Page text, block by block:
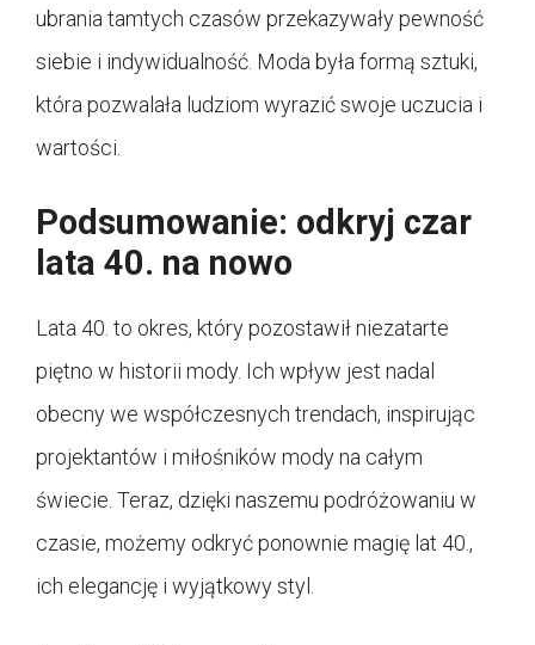
ubrania tamtych czasów przekazywały pewność
siebie i indywidualność. Moda była formą sztuki,
która pozwalała ludziom wyrazić swoje uczucia i
wartości.
Podsumowanie: odkryj czar
lata 40. na nowo
Lata 40. to okres, który pozostawił niezatarte
piętno w historii mody. Ich wpływ jest nadal
obecny we współczesnych trendach, inspirując
projektantów i miłośników mody na całym
świecie. Teraz, dzięki naszemu podróżowaniu w
czasie, możemy odkryć ponownie magię lat 40.,
ich elegancję i wyjątkowy styl.